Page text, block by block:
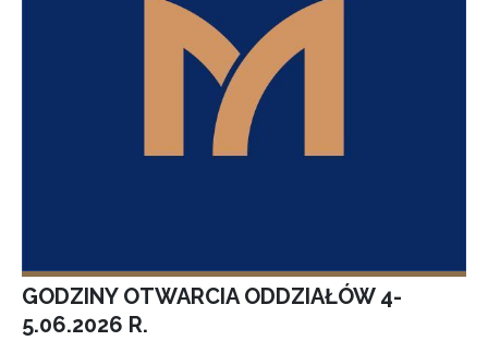
GODZINY OTWARCIA ODDZIAŁÓW 4-
5.06.2026 R.